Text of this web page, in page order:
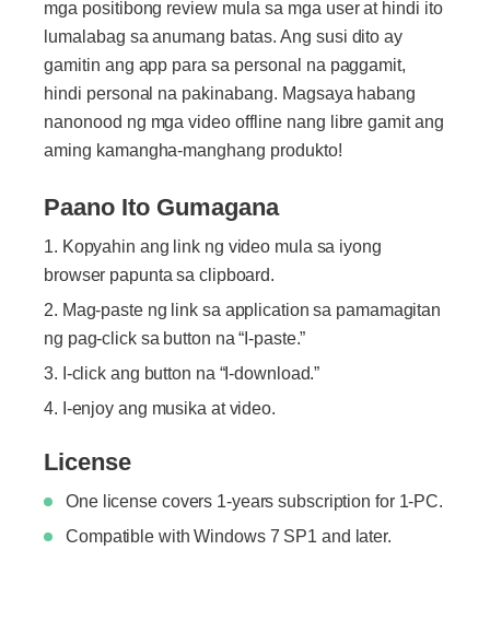
mga positibong review mula sa mga user at hindi ito
lumalabag sa anumang batas. Ang susi dito ay
gamitin ang app para sa personal na paggamit,
hindi personal na pakinabang. Magsaya habang
nanonood ng mga video offline nang libre gamit ang
aming kamangha-manghang produkto!
Paano Ito Gumagana
Kopyahin ang link ng video mula sa iyong
browser papunta sa clipboard.
Mag-paste ng link sa application sa pamamagitan
ng pag-click sa button na “I-paste.”
I-click ang button na “I-download.”
I-enjoy ang musika at video.
License
One license covers 1-years subscription for 1-PC.
Compatible with Windows 7 SP1 and later.